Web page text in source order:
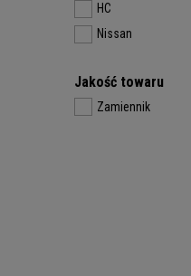
HC
Nissan
Jakość towaru
Zamiennik